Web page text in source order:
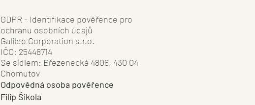
GDPR - Identifikace pověřence pro
ochranu osobních údajů
Galileo Corporation s.r.o.
IČO: 25448714
Se sídlem: Březenecká 4808, 430 04
Chomutov
Odpovědná osoba pověřence
Filip Šikola